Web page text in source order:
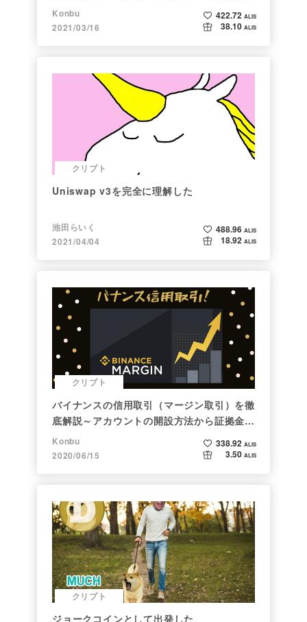
向け情報まとめ）
Konbu
2021/03/16
422.72 ALIS
38.10 ALIS
クリプト
Uniswap v3を完全に理解した
池田らいく
2021/04/04
488.96 ALIS
18.92 ALIS
クリプト
バイナンスの信用取引（マージン取引）を徹
底解説～アカウントの開設方法から証拠金計
算例まで～
Konbu
2020/06/15
338.92 ALIS
3.50 ALIS
クリプト
ジョークコインとして出発した